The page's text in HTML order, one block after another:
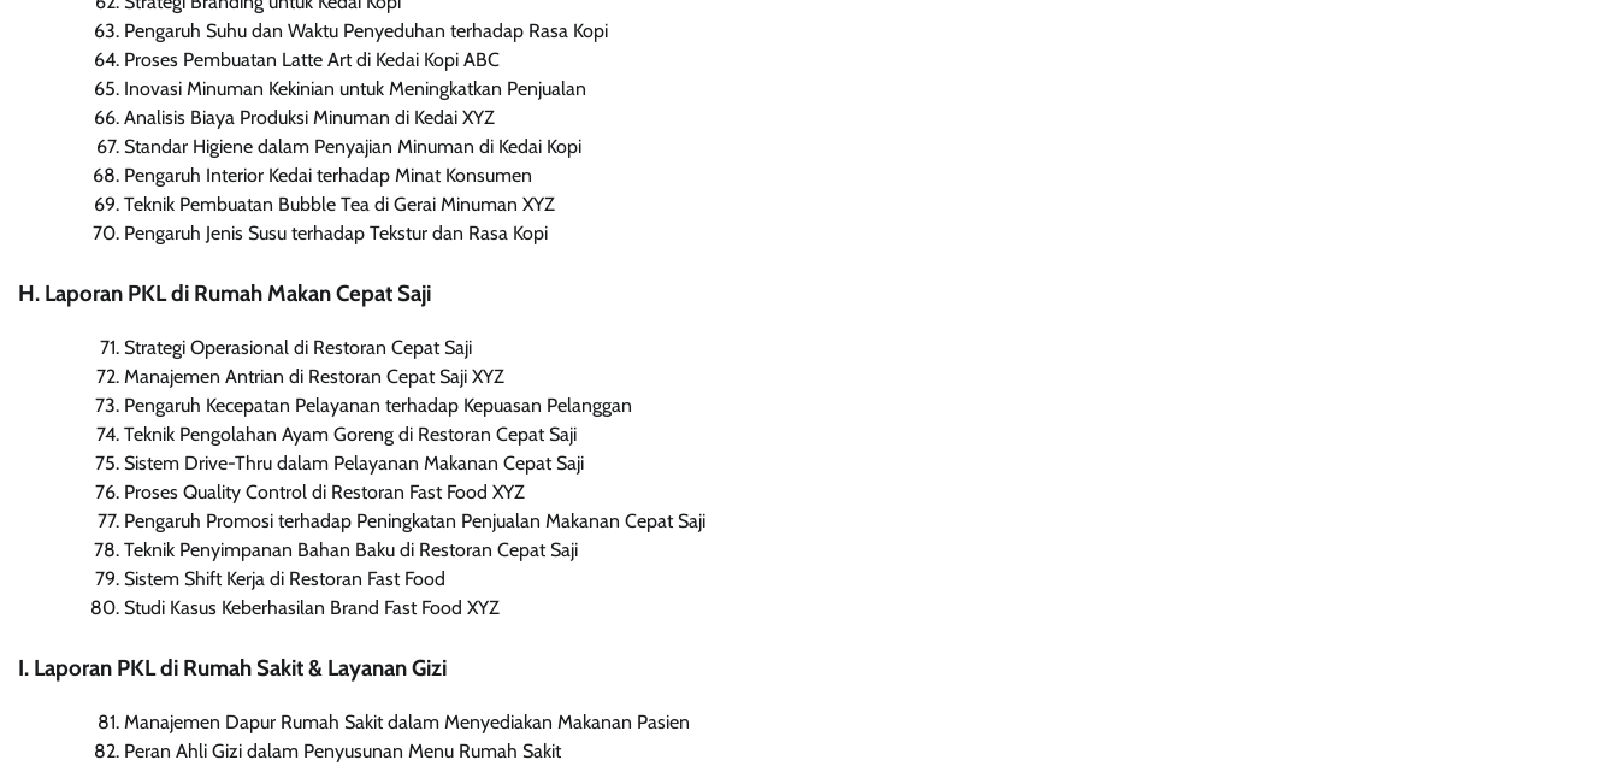
Pengaruh Suhu dan Waktu Penyeduhan terhadap Rasa Kopi
Proses Pembuatan Latte Art di Kedai Kopi ABC
Inovasi Minuman Kekinian untuk Meningkatkan Penjualan
Analisis Biaya Produksi Minuman di Kedai XYZ
Standar Higiene dalam Penyajian Minuman di Kedai Kopi
Pengaruh Interior Kedai terhadap Minat Konsumen
Teknik Pembuatan Bubble Tea di Gerai Minuman XYZ
Pengaruh Jenis Susu terhadap Tekstur dan Rasa Kopi
H. Laporan PKL di Rumah Makan Cepat Saji
Strategi Operasional di Restoran Cepat Saji
Manajemen Antrian di Restoran Cepat Saji XYZ
Pengaruh Kecepatan Pelayanan terhadap Kepuasan Pelanggan
Teknik Pengolahan Ayam Goreng di Restoran Cepat Saji
Sistem Drive-Thru dalam Pelayanan Makanan Cepat Saji
Proses Quality Control di Restoran Fast Food XYZ
Pengaruh Promosi terhadap Peningkatan Penjualan Makanan Cepat Saji
Teknik Penyimpanan Bahan Baku di Restoran Cepat Saji
Sistem Shift Kerja di Restoran Fast Food
Studi Kasus Keberhasilan Brand Fast Food XYZ
I. Laporan PKL di Rumah Sakit & Layanan Gizi
Manajemen Dapur Rumah Sakit dalam Menyediakan Makanan Pasien
Peran Ahli Gizi dalam Penyusunan Menu Rumah Sakit